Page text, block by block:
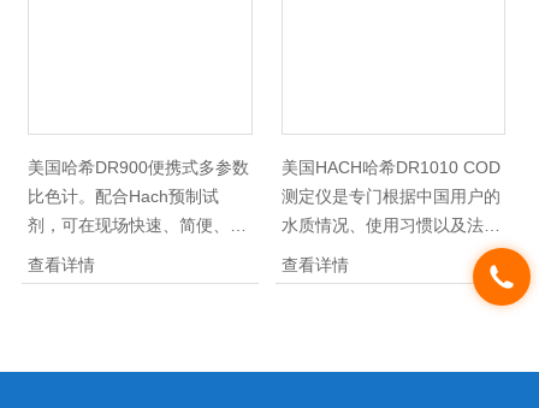
美国哈希DR900便携式多参数
比色计。配合Hach预制试
剂，可在现场快速、简便、准
确地测量COD、TOC、氨
氮、总氮、总磷、余氯、总
等参数，非常适合对污水、地
查看详情
美国HACH哈希DR1010 COD
测定仪是专门根据中国用户的
水质情况、使用习惯以及法规
要求而开发的一款光度法
COD快速测定仪，满足实验室
的日常测定要求，同时支持现
测定仪符合环保系统快速消解
查看详情